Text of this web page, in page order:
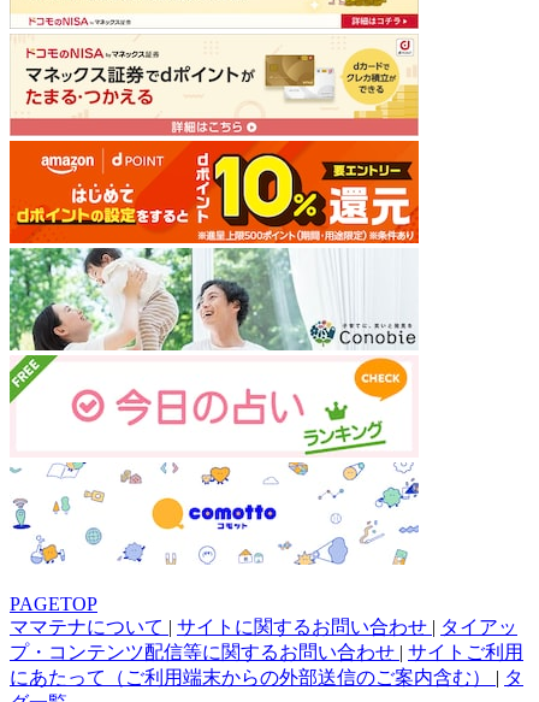
PAGETOP
ママテナについて | サイトに関するお問い合わせ | タイアッ
プ・コンテンツ配信等に関するお問い合わせ | サイトご利用
にあたって（ご利用端末からの外部送信のご案内含む） | タ